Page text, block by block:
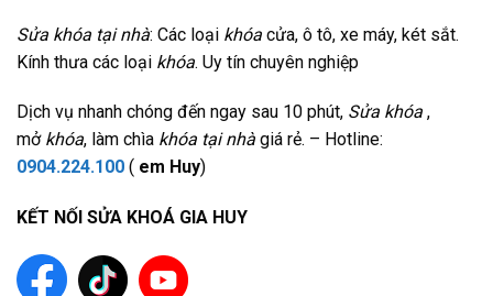
Sửa khóa tại nhà: Các loại khóa cửa, ô tô, xe máy, két sắt.
Kính thưa các loại khóa. Uy tín chuyên nghiệp
Dịch vụ nhanh chóng đến ngay sau 10 phút, Sửa khóa ,
mở khóa, làm chìa khóa tại nhà giá rẻ. – Hotline:
0904.224.100 ( em Huy)
KẾT NỐI SỬA KHOÁ GIA HUY